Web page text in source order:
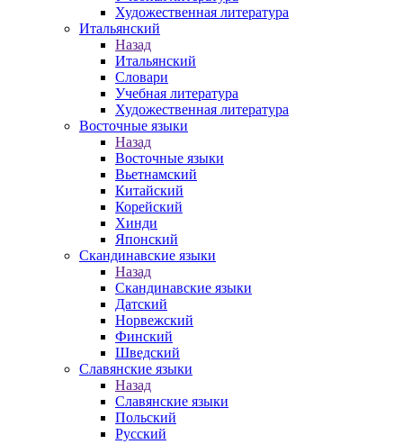
Художественная литература
Итальянский
Назад
Итальянский
Словари
Учебная литература
Художественная литература
Восточные языки
Назад
Восточные языки
Вьетнамский
Китайский
Корейский
Хинди
Японский
Скандинавские языки
Назад
Скандинавские языки
Датский
Норвежский
Финский
Шведский
Славянские языки
Назад
Славянские языки
Польский
Русский